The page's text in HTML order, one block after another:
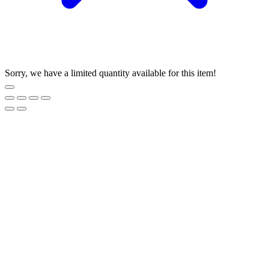
Sorry, we have a limited quantity available for this item!